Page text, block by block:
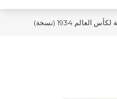
العالم 1934 (نسخة)